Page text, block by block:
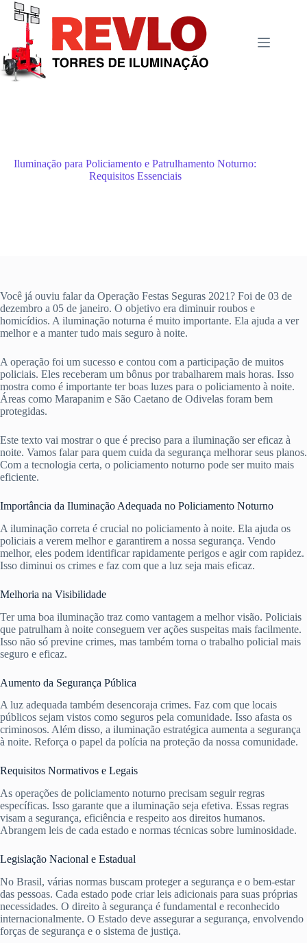
Pular
para
conteúdo
Iluminação para Policiamento e Patrulhamento Noturno:
Requisitos Essenciais
Você já ouviu falar da Operação Festas Seguras 2021? Foi de 03 de
dezembro a 05 de janeiro. O objetivo era diminuir roubos e
homicídios. A iluminação noturna é muito importante. Ela ajuda a ver
melhor e a manter tudo mais seguro à noite.
A operação foi um sucesso e contou com a participação de muitos
policiais. Eles receberam um bônus por trabalharem mais horas. Isso
mostra como é importante ter boas luzes para o policiamento à noite.
Áreas como Marapanim e São Caetano de Odivelas foram bem
protegidas.
Este texto vai mostrar o que é preciso para a iluminação ser eficaz à
noite. Vamos falar para quem cuida da segurança melhorar seus planos.
Com a tecnologia certa, o policiamento noturno pode ser muito mais
eficiente.
Importância da Iluminação Adequada no Policiamento Noturno
A iluminação correta é crucial no policiamento à noite. Ela ajuda os
policiais a verem melhor e garantirem a nossa segurança. Vendo
melhor, eles podem identificar rapidamente perigos e agir com rapidez.
Isso diminui os crimes e faz com que a luz seja mais eficaz.
Melhoria na Visibilidade
Ter uma boa iluminação traz como vantagem a melhor visão. Policiais
que patrulham à noite conseguem ver ações suspeitas mais facilmente.
Isso não só previne crimes, mas também torna o trabalho policial mais
seguro e eficaz.
Aumento da Segurança Pública
A luz adequada também desencoraja crimes. Faz com que locais
públicos sejam vistos como seguros pela comunidade. Isso afasta os
criminosos. Além disso, a iluminação estratégica aumenta a segurança
à noite. Reforça o papel da polícia na proteção da nossa comunidade.
Requisitos Normativos e Legais
As operações de policiamento noturno precisam seguir regras
específicas. Isso garante que a iluminação seja efetiva. Essas regras
visam a segurança, eficiência e respeito aos direitos humanos.
Abrangem leis de cada estado e normas técnicas sobre luminosidade.
Legislação Nacional e Estadual
No Brasil, várias normas buscam proteger a segurança e o bem-estar
das pessoas. Cada estado pode criar leis adicionais para suas próprias
necessidades. O direito à segurança é fundamental e reconhecido
internacionalmente. O Estado deve assegurar a segurança, envolvendo
forças de segurança e o sistema de justiça.